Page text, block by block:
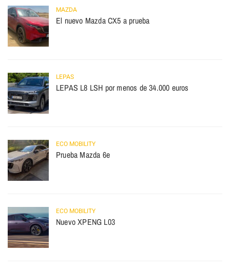
MAZDA
El nuevo Mazda CX5 a prueba
LEPAS
LEPAS L8 LSH por menos de 34.000 euros
ECO MOBILITY
Prueba Mazda 6e
ECO MOBILITY
Nuevo XPENG L03